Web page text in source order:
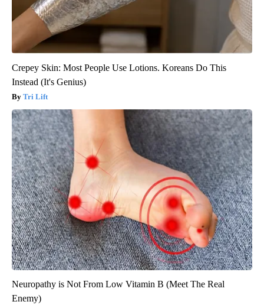
Crepey Skin: Most People Use Lotions. Koreans Do This
Instead (It's Genius)
Tri Lift
Neuropathy is Not From Low Vitamin B (Meet The Real
Enemy)